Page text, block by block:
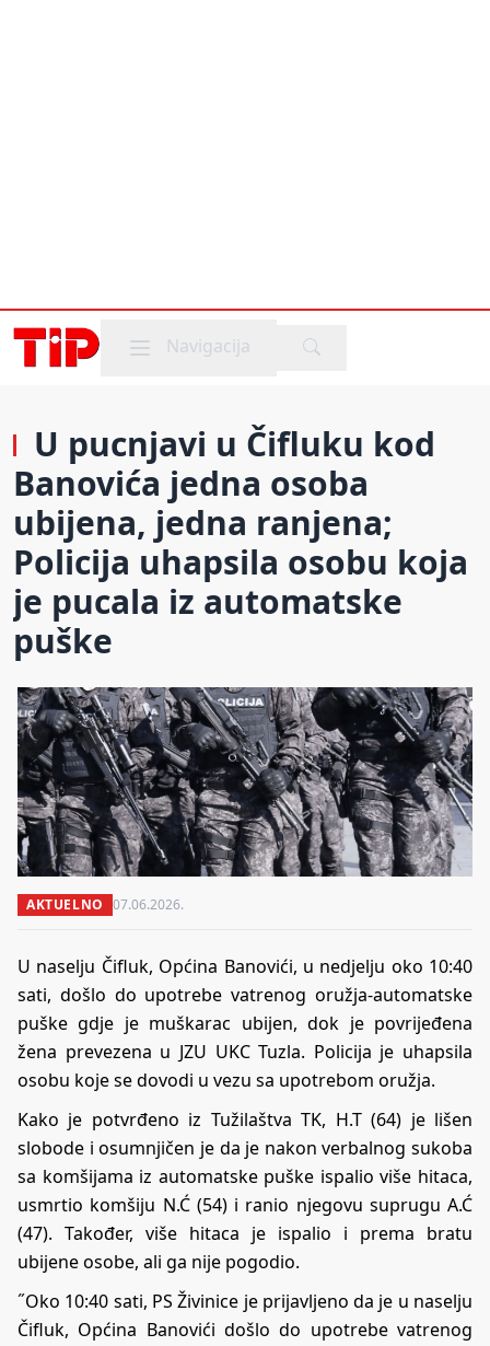
Mobile menu
Navigacija
U pucnjavi u Čifluku kod
Banovića jedna osoba
ubijena, jedna ranjena;
Policija uhapsila osobu koja
je pucala iz automatske
puške
AKTUELNO 07.06.2026.
U naselju Čifluk, Općina Banovići, u nedjelju oko 10:40
sati, došlo do upotrebe vatrenog oružja-automatske
puške gdje je muškarac ubijen, dok je povrijeđena
žena prevezena u JZU UKC Tuzla. Policija je uhapsila
osobu koje se dovodi u vezu sa upotrebom oružja.
Kako je potvrđeno iz Tužilaštva TK, H.T (64) je lišen
slobode i osumnjičen je da je nakon verbalnog sukoba
sa komšijama iz automatske puške ispalio više hitaca,
usmrtio komšiju N.Ć (54) i ranio njegovu suprugu A.Ć
(47). Također, više hitaca je ispalio i prema bratu
ubijene osobe, ali ga nije pogodio.
˝Oko 10:40 sati, PS Živinice je prijavljeno da je u naselju
Čifluk, Općina Banovići došlo do upotrebe vatrenog